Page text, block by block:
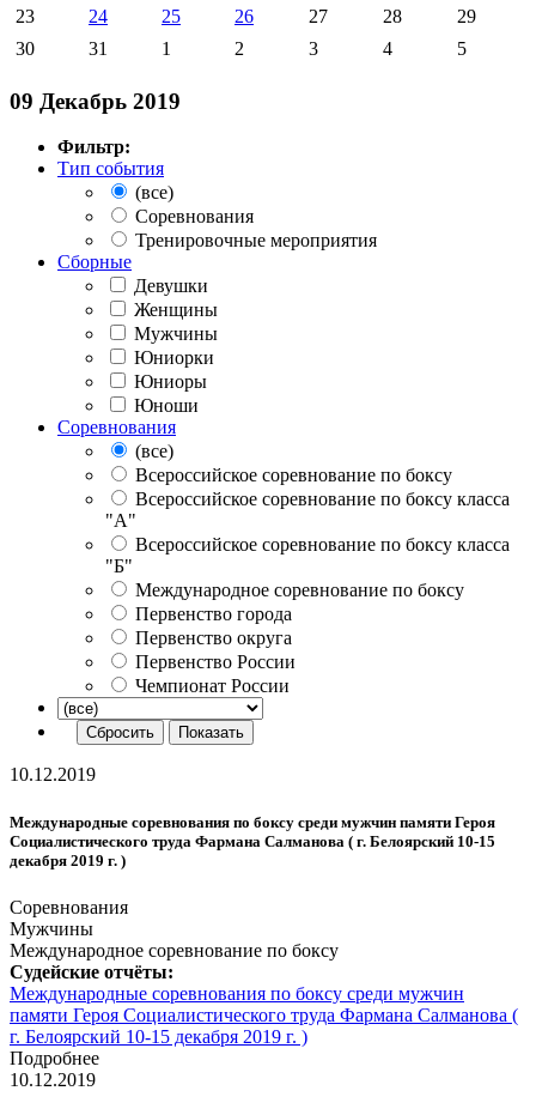
23 24 25 26 27 28
29
30
31 1 2 3 4 5
09 Декабрь 2019
Фильтр:
Тип события
(все)
Соревнования
Тренировочные мероприятия
Сборные
Девушки
Женщины
Мужчины
Юниорки
Юниоры
Юноши
Соревнования
(все)
Всероссийское соревнование по боксу
Всероссийское соревнование по боксу класса
"А"
Всероссийское соревнование по боксу класса
"Б"
Международное соревнование по боксу
Первенство города
Первенство округа
Первенство России
Чемпионат России
10.12.2019
Международные соревнования по боксу среди мужчин памяти Героя
Социалистического труда Фармана Салманова ( г. Белоярский 10-15
декабря 2019 г. )
Соревнования
Мужчины
Международное соревнование по боксу
Судейские отчёты:
Международные соревнования по боксу среди мужчин
памяти Героя Социалистического труда Фармана Салманова (
г. Белоярский 10-15 декабря 2019 г. )
Подробнее
10.12.2019